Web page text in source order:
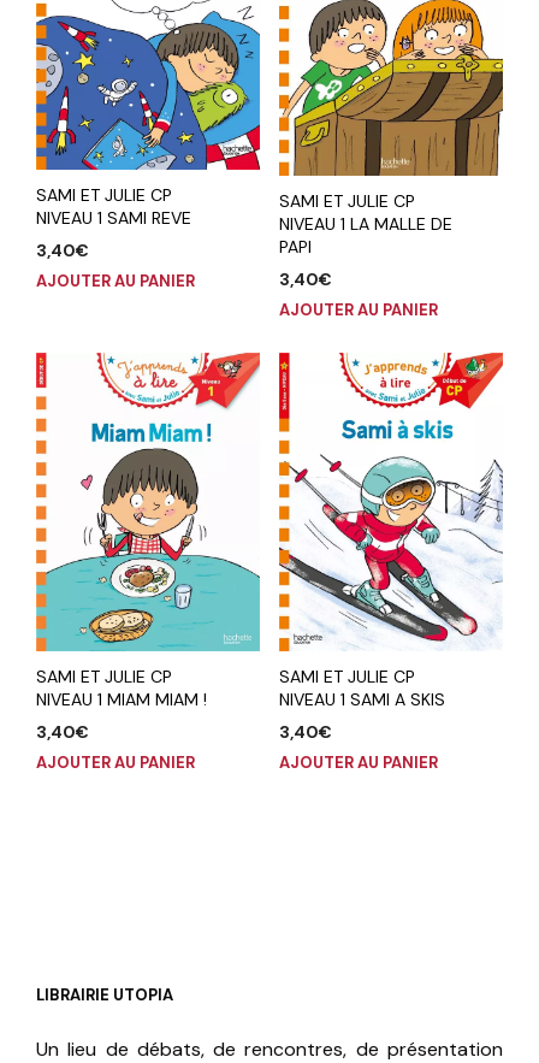
SAMI ET JULIE CP
NIVEAU 1 SAMI REVE
3,40€
AJOUTER AU PANIER
SAMI ET JULIE CP
NIVEAU 1 LA MALLE DE
PAPI
3,40€
AJOUTER AU PANIER
SAMI ET JULIE CP
NIVEAU 1 MIAM MIAM !
3,40€
AJOUTER AU PANIER
SAMI ET JULIE CP
NIVEAU 1 SAMI A SKIS
3,40€
AJOUTER AU PANIER
LIBRAIRIE UTOPIA
Un lieu de débats, de rencontres, de présentation